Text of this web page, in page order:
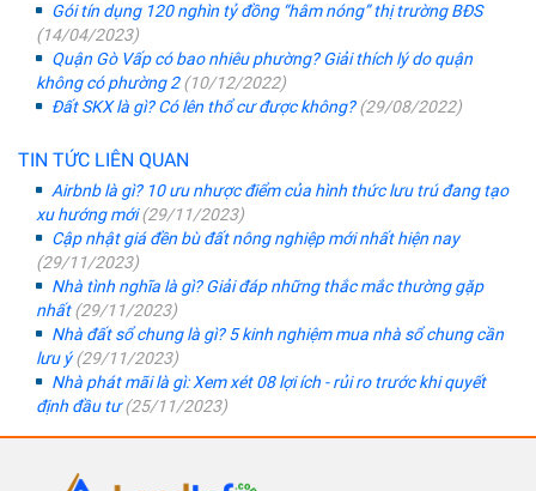
Gói tín dụng 120 nghìn tỷ đồng “hâm nóng” thị trường BĐS
(14/04/2023)
Quận Gò Vấp có bao nhiêu phường? Giải thích lý do quận
không có phường 2(10/12/2022)
Đất SKX là gì? Có lên thổ cư được không?(29/08/2022)
TIN TỨC LIÊN QUAN
Airbnb là gì? 10 ưu nhược điểm của hình thức lưu trú đang tạo
xu hướng mới(29/11/2023)
Cập nhật giá đền bù đất nông nghiệp mới nhất hiện nay
(29/11/2023)
Nhà tình nghĩa là gì? Giải đáp những thắc mắc thường gặp
nhất(29/11/2023)
Nhà đất sổ chung là gì? 5 kinh nghiệm mua nhà sổ chung cần
lưu ý(29/11/2023)
Nhà phát mãi là gì: Xem xét 08 lợi ích - rủi ro trước khi quyết
định đầu tư(25/11/2023)